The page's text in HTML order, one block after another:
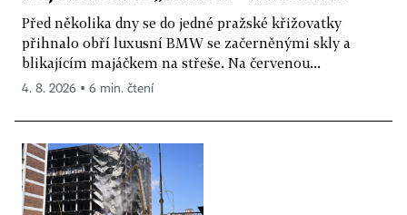
Před několika dny se do jedné pražské křižovatky
přihnalo obří luxusní BMW se začerněnými skly a
blikajícím majáčkem na střeše. Na červenou...
4. 8. 2026 ▪ 6 min. čtení